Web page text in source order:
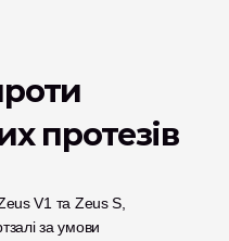
протезів
V1 та Zeus S,
за умови